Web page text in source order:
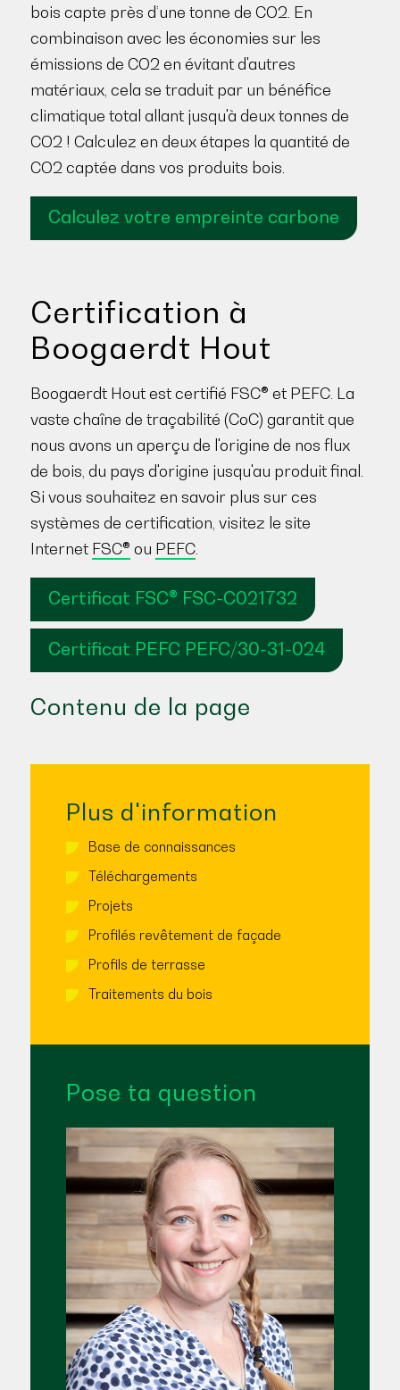
bois capte près d’une tonne de CO2. En
combinaison avec les économies sur les
émissions de CO2 en évitant d'autres
matériaux, cela se traduit par un bénéfice
climatique total allant jusqu'à deux tonnes de
CO2 ! Calculez en deux étapes la quantité de
CO2 captée dans vos produits bois.
Calculez votre empreinte carbone
Certification à
Boogaerdt Hout
Boogaerdt Hout est certifié FSC® et PEFC. La
vaste chaîne de traçabilité (CoC) garantit que
nous avons un aperçu de l'origine de nos flux
de bois, du pays d'origine jusqu'au produit final.
Si vous souhaitez en savoir plus sur ces
systèmes de certification, visitez le site
Internet FSC® ou PEFC.
Certificat FSC® FSC-C021732
Certificat PEFC PEFC/30-31-024
Contenu de la page
Plus d'information
Base de connaissances
Téléchargements
Projets
Profilés revêtement de façade
Profils de terrasse
Traitements du bois
Pose ta question